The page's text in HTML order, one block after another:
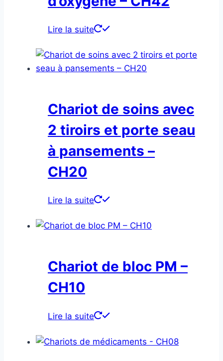
Lire la suite
Chariot de soins avec
2 tiroirs et porte seau
à pansements –
CH20
Lire la suite
Chariot de bloc PM –
CH10
Lire la suite